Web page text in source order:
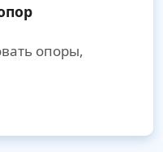
опоры,